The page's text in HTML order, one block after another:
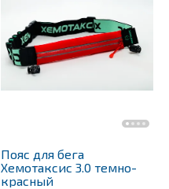
Пояс для бега
Хемотаксис 3.0 темно-
красный